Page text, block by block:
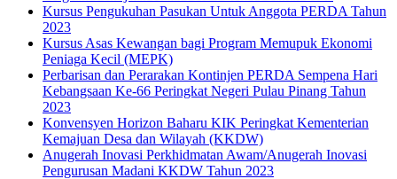
Kursus Pengukuhan Pasukan Untuk Anggota PERDA Tahun
2023
Kursus Asas Kewangan bagi Program Memupuk Ekonomi
Peniaga Kecil (MEPK)
Perbarisan dan Perarakan Kontinjen PERDA Sempena Hari
Kebangsaan Ke-66 Peringkat Negeri Pulau Pinang Tahun
2023
Konvensyen Horizon Baharu KIK Peringkat Kementerian
Kemajuan Desa dan Wilayah (KKDW)
Anugerah Inovasi Perkhidmatan Awam/Anugerah Inovasi
Pengurusan Madani KKDW Tahun 2023